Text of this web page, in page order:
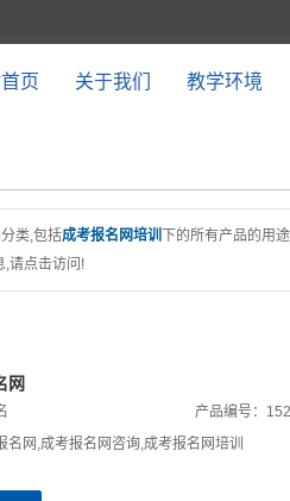
页 关于我们 教学环境
类,包括成考报名网培训 下的所有产品的用
,请点击访问!
网
产品编号：
名网 ,成考报名网咨询,成考报名网培训